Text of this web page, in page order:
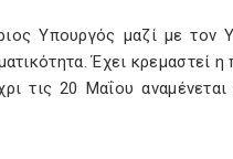
Υπουργός μαζί με τον
Έχει
τις 20 Μαΐου